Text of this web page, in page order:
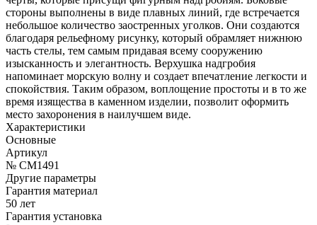
стороны выполнены в виде плавных линий, где встречается
небольшое количество заостренных уголков. Они создаются
благодаря рельефному рисунку, который обрамляет нижнюю
часть стелы, тем самым придавая всему сооружению
изысканность и элегантность. Верхушка надгробия
напоминает морскую волну и создает впечатление легкости и
спокойствия. Таким образом, воплощение простоты и в то же
время изящества в каменном изделии, позволит оформить
место захоронения в наилучшем виде.
Характеристики
Основные
Артикул
№ CM1491
Другие параметры
Гарантия материал
50 лет
Гарантия установка